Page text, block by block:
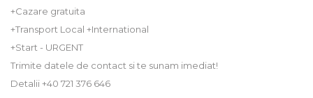
+Cazare gratuita
+Transport Local +International
+Start - URGENT
Trimite datele de contact si te sunam imediat!
Detalii +40 721 376 646